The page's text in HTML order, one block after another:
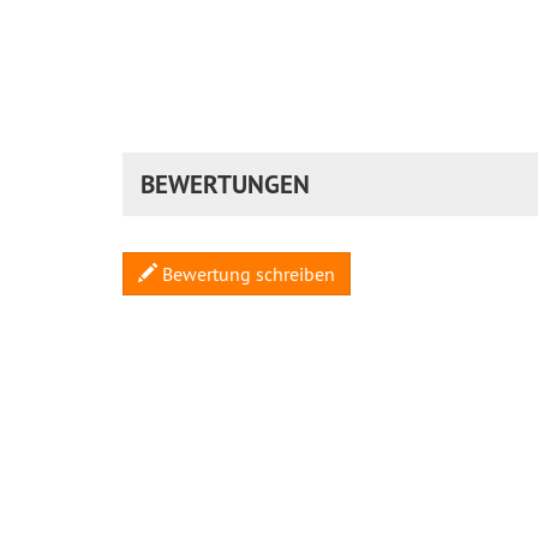
BEWERTUNGEN
Bewertung schreiben